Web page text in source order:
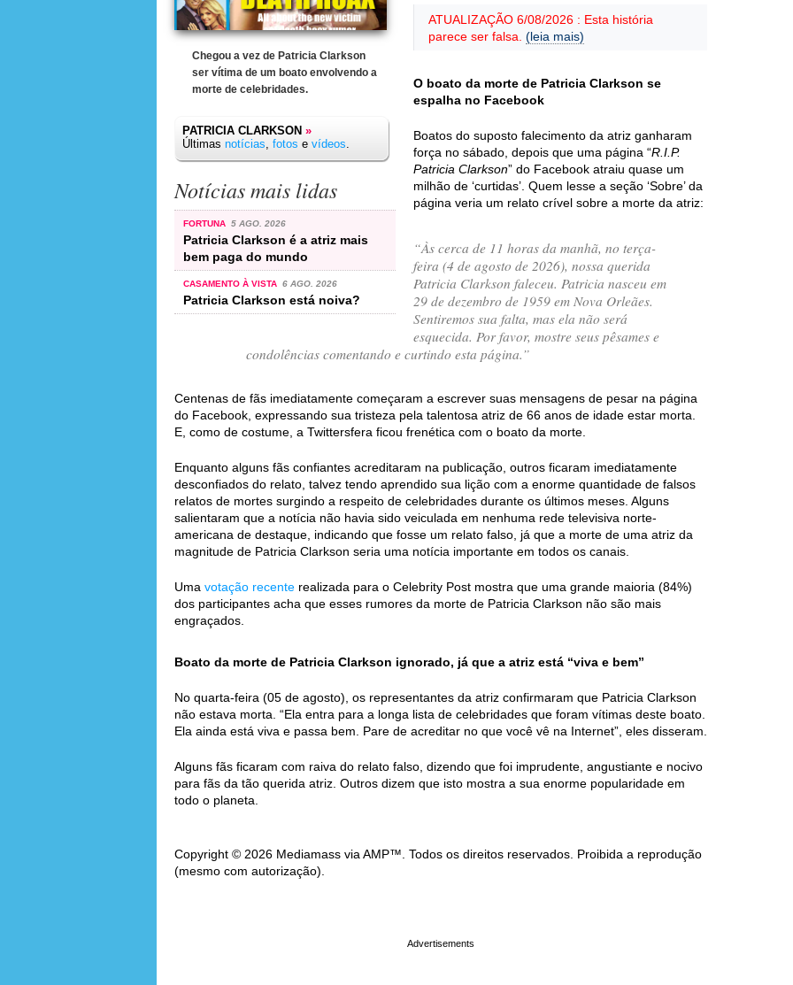
Chegou a vez de Patricia Clarkson
ser vítima de um boato envolvendo a
morte de celebridades.
PATRICIA CLARKSON »
Últimas notícias, fotos e vídeos.
Notícias mais lidas
FORTUNA 5 AGO. 2026
Patricia Clarkson é a atriz mais
bem paga do mundo
CASAMENTO À VISTA 6 AGO. 2026
Patricia Clarkson está noiva?
ATUALIZAÇÃO 6/08/2026 : Esta história
parece ser falsa. (leia mais)
O boato da morte de Patricia Clarkson se
espalha no Facebook
Boatos do suposto falecimento da atriz ganharam
força no sábado, depois que uma página “R.I.P.
Patricia Clarkson” do Facebook atraiu quase um
milhão de ‘curtidas’. Quem lesse a seção ‘Sobre’ da
página veria um relato crível sobre a morte da atriz:
“Às cerca de 11 horas da manhã, no terça-
feira (4 de agosto de 2026), nossa querida
Patricia Clarkson faleceu. Patricia nasceu em
29 de dezembro de 1959 em Nova Orleães.
Sentiremos sua falta, mas ela não será
esquecida. Por favor, mostre seus pêsames e
condolências comentando e curtindo esta página.”
Centenas de fãs imediatamente começaram a escrever suas mensagens de pesar na página
do Facebook, expressando sua tristeza pela talentosa atriz de 66 anos de idade estar morta.
E, como de costume, a Twittersfera ficou frenética com o boato da morte.
Enquanto alguns fãs confiantes acreditaram na publicação, outros ficaram imediatamente
desconfiados do relato, talvez tendo aprendido sua lição com a enorme quantidade de falsos
relatos de mortes surgindo a respeito de celebridades durante os últimos meses. Alguns
salientaram que a notícia não havia sido veiculada em nenhuma rede televisiva norte-
americana de destaque, indicando que fosse um relato falso, já que a morte de uma atriz da
magnitude de Patricia Clarkson seria uma notícia importante em todos os canais.
Uma votação recente realizada para o Celebrity Post mostra que uma grande maioria (84%)
dos participantes acha que esses rumores da morte de Patricia Clarkson não são mais
engraçados.
Boato da morte de Patricia Clarkson ignorado, já que a atriz está “viva e bem”
No quarta-feira (05 de agosto), os representantes da atriz confirmaram que Patricia Clarkson
não estava morta. “Ela entra para a longa lista de celebridades que foram vítimas deste boato.
Ela ainda está viva e passa bem. Pare de acreditar no que você vê na Internet”, eles disseram.
Alguns fãs ficaram com raiva do relato falso, dizendo que foi imprudente, angustiante e nocivo
para fãs da tão querida atriz. Outros dizem que isto mostra a sua enorme popularidade em
todo o planeta.
Copyright © 2026 Mediamass via AMP™. Todos os direitos reservados. Proibida a reprodução
(mesmo com autorização).